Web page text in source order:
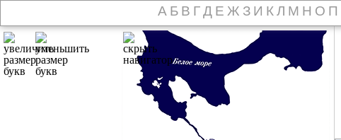
А Б В ГД Е Ж З И К Л М Н О П